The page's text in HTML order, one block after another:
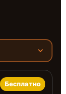
Бесплатно